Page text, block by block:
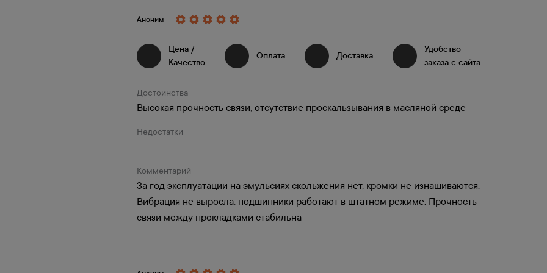
клиентам
Аноним
Цена /
Качество
Оплата Доставка
Удобство
заказа с сайта
Достоинства
Высокая прочность связи, отсутствие проскальзывания в масляной среде
Недостатки
-
Комментарий
За год эксплуатации на эмульсиях скольжения нет, кромки не изнашиваются.
Вибрация не выросла, подшипники работают в штатном режиме. Прочность
связи между прокладками стабильна